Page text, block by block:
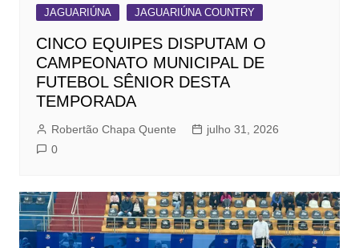
JAGUARIÚNA
JAGUARIÚNA COUNTRY
CINCO EQUIPES DISPUTAM O
CAMPEONATO MUNICIPAL DE
FUTEBOL SÊNIOR DESTA
TEMPORADA
Robertão Chapa Quente
julho 31, 2026
0